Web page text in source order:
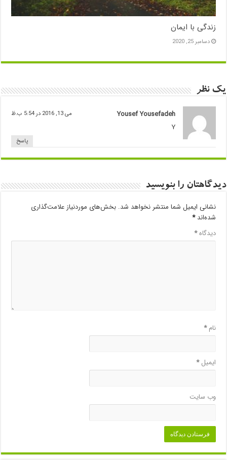
زندگی با ایمان
دسامبر 25, 2020
یک نظر
Yousef Yousefadeh می 13, 2016 در 5:54 ب.ظ
Y
پاسخ
دیدگاهتان را بنویسید
نشانی ایمیل شما منتشر نخواهد شد. بخش‌های موردنیاز علامت‌گذاری
شده‌اند*
دیدگاه*
نام*
ایمیل*
وب‌ سایت